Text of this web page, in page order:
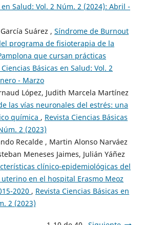
Salud: Vol. 2 Núm. 2 (2024): Abril -
Suárez , Síndrome de Burnout
programa de fisioterapia de la
que cursan prácticas
Básicas en Salud: Vol. 2
- Marzo
López, Judith Marcela Martínez
las vías neuronales del estrés: una
química , Revista Ciencias Básicas
2 (2023)
Recalde , Martin Alonso Narváez
Meneses Jaimes, Julián Yáñez
clínico-epidemiológicas del
en el hospital Erasmo Meoz
2020 , Revista Ciencias Básicas en
2 (2023)